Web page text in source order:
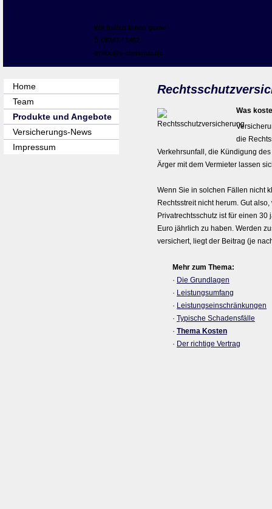
Wir helfen Ihnen gerne
08141 / 1462
office@s-christner.de
Home
Team
Produkte und Angebote
Versicherungs-News
Impressum
Was
die
Verkehrsunfall, die Kündigung
Ärger mit dem Vermieter lassen
Wenn Sie in solchen Fällen nicht
Rechtsstreit nicht herum. Gut
Privatrechtsschutz ist für einen
Euro jährlich zu haben. Werden
versichert, liegt der Beitrag (je
Mehr zum Thema:
· Die Grundlagen
· Leistungsumfang
· Leistungseinschränkungen
· Typische Schadensfälle
· Thema Kosten
· Der richtige Vertrag